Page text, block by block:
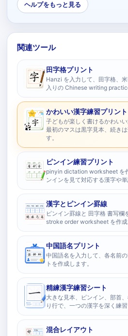
ヘルプをもっと見る
関連ツール
田字格プリント
Hanzi を入力して、田字格、
入りの Chinese writing
かわいい漢字練習プリント
子どもが楽しく書けるかわい
最初のマスは黒字見本、続き
す。
ピンイン練習プリント
pinyin dictation worksheet を
ンインを見て対応する漢字や単
漢字とピンイン罫線
ピンイン罫線と 田字格 書写欄
stroke order worksheet を作成
中国語名プリント
中国語名を入力して、各名前
トを作成します。
精練漢字練習シート
大きな見本、ピンイン、部首
り行で、一つの漢字を深く練習
混合レイアウト